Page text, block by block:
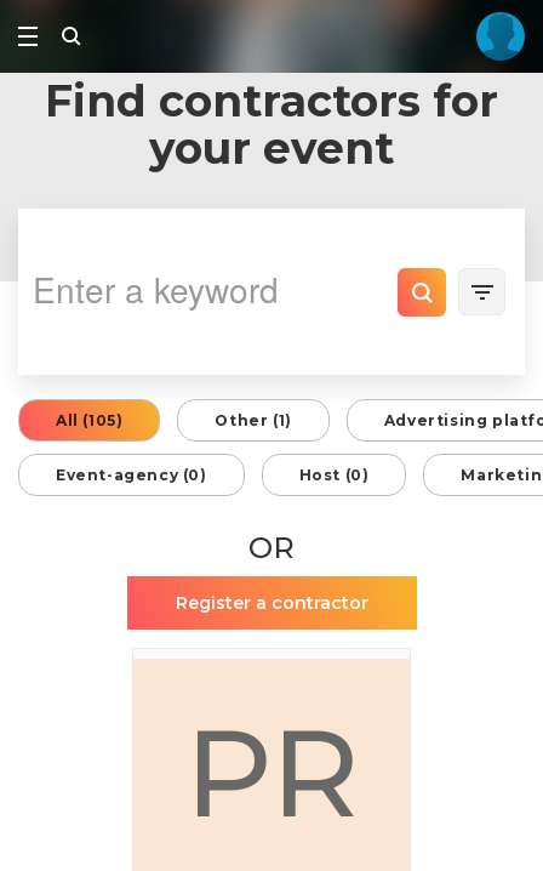
Find contractors for
your event
All (105) Other (1) Advertising
Event-agency (0) Host (0)
OR
Register a contractor
PR